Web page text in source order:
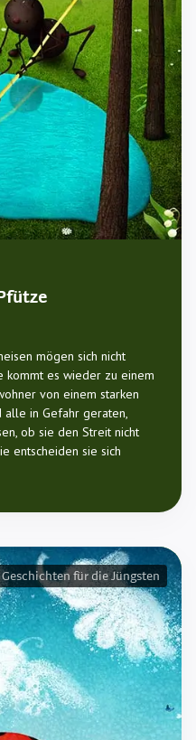
mögen sich nicht
kommt es wieder zu einem
von einem starken
alle in Gefahr geraten,
ob sie den Streit nicht
entscheiden sie sich
Geschichten für die Jüngsten